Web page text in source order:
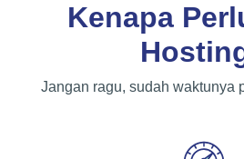
Kenapa
Jangan ragu, sudah waktunya